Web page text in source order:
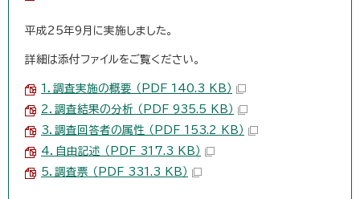
平成25年9月に実施しました。
詳細は添付ファイルをご覧ください。
1．調査実施の概要 （PDF 140.3 KB）
2．調査結果の分析 （PDF 935.5 KB）
3．調査回答者の属性 （PDF 153.2 KB）
4．自由記述 （PDF 317.3 KB）
5．調査票 （PDF 331.3 KB）